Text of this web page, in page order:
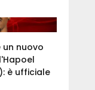
un nuovo
è ufficiale